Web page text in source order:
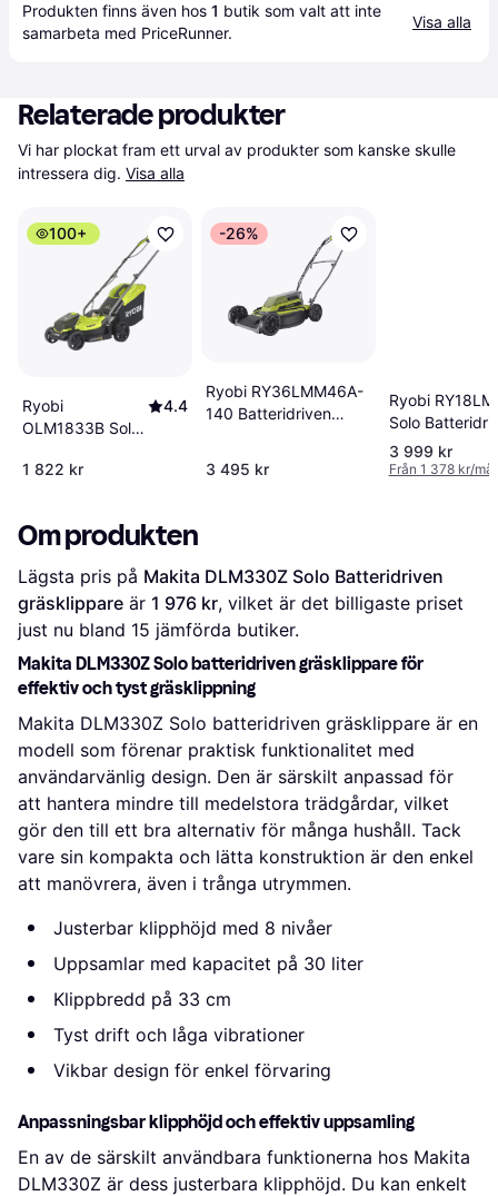
Produkten finns även hos 1 butik som valt att inte
samarbeta med PriceRunner.
Visa alla
Relaterade produkter
Vi har plockat fram ett urval av produkter som kanske skulle
intressera dig. Visa alla
100+
Ryobi
OLM1833B Solo
gräsklippare
4.4
1 822 kr
-26%
Ryobi RY36LMM46A-
140 Batteridriven
3 495 kr
Ryobi
Solo
gräsklippare
3 999 kr
Från 1 378 kr/
Om produkten
Lägsta pris på Makita DLM330Z Solo Batteridriven
gräsklippare är 1 976 kr, vilket är det billigaste priset
just nu bland 15 jämförda butiker.
Makita DLM330Z Solo batteridriven gräsklippare för
effektiv och tyst gräsklippning
Makita DLM330Z Solo batteridriven gräsklippare är en
modell som förenar praktisk funktionalitet med
användarvänlig design. Den är särskilt anpassad för
att hantera mindre till medelstora trädgårdar, vilket
gör den till ett bra alternativ för många hushåll. Tack
vare sin kompakta och lätta konstruktion är den enkel
att manövrera, även i trånga utrymmen.
Justerbar klipphöjd med 8 nivåer
Uppsamlar med kapacitet på 30 liter
Klippbredd på 33 cm
Tyst drift och låga vibrationer
Vikbar design för enkel förvaring
Anpassningsbar klipphöjd och effektiv uppsamling
En av de särskilt användbara funktionerna hos Makita
DLM330Z är dess justerbara klipphöjd. Du kan enkelt